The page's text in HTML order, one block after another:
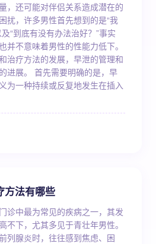
，还可能对伴侣关系造成潜在的
扰，许多男性首先想到的是“我
“到底有没有办法治好？”事实
并不意味着男性的性能力低下。
治疗方法的发展，早泄的管理和
进展。 首先需要明确的是，早
为一种持续或反复地发生在插入
方法有哪些
诊中最为常见的疾病之一，其发
不下，尤其多见于青壮年男性。
列腺炎时，往往感到焦虑、困